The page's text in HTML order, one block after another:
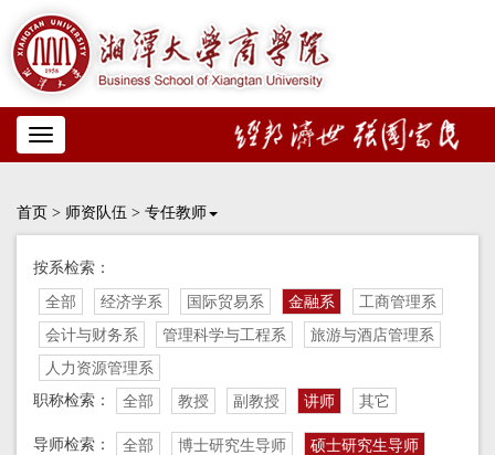
Toggle
navigation
首页 > 师资队伍 > 专任教师
按系检索：
全部 经济学系 国际贸易系 金融系
工商管理系
会计与财务系
管理科学与工程系
旅游与酒店管理系
人力资源管理系
职称检索：
全部 教授 副教授 讲师 其它
导师检索： 全部 博士研究生导师 硕士研究生导师